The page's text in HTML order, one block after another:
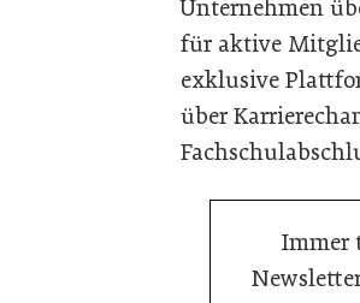
Unternehmen
für aktive
exklusive
über
Immer